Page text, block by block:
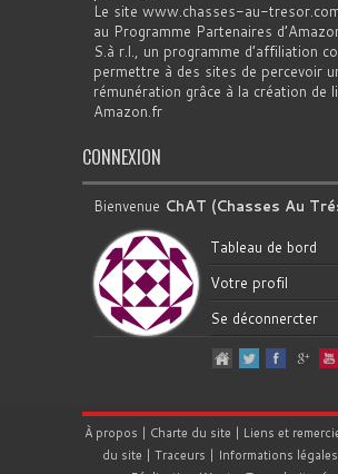
Le site www.chasses-au-
au Programme Partenaires
S.à r.l., un programme d’affiliation
permettre à des sites de percevoir
rémunération grâce à la création de
Amazon.fr
CONNEXION
Bienvenue ChAT (Chasses Au
Tableau de bord
Votre profil
Se déconnercter
À propos | Charte du site | Liens et
du site | Traceurs | Informations légales